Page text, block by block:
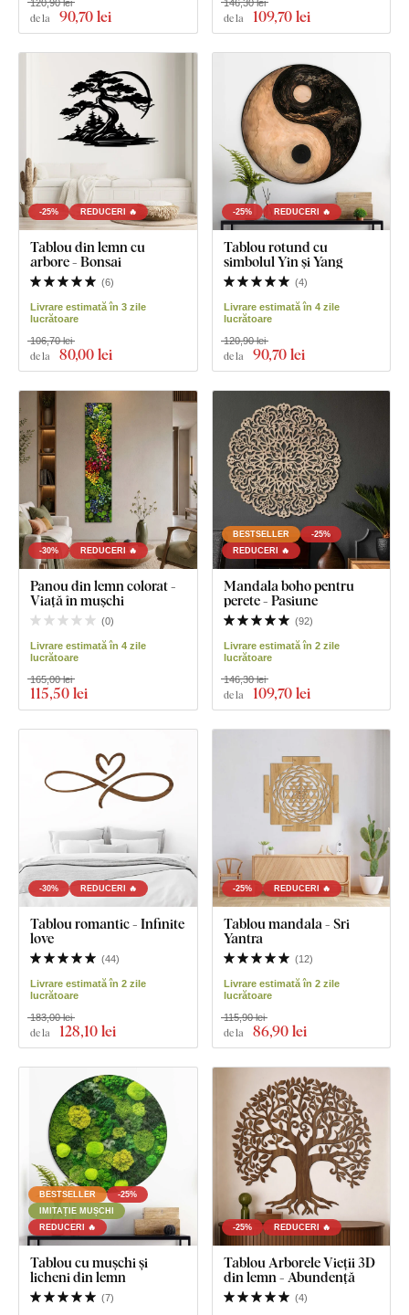
de la 90,70 lei
120,90 lei
de la 109,70 lei
146,30 lei
-25% REDUCERI 🔥
Tablou din lemn cu
arbore - Bonsai
(6)
Livrare estimată în 3 zile
lucrătoare
de la 80,00 lei
106,70 lei
-25% REDUCERI 🔥
Tablou rotund cu
simbolul Yin și Yang
(4)
Livrare estimată în 4 zile
lucrătoare
de la 90,70 lei
120,90 lei
-30% REDUCERI 🔥
Panou din lemn colorat -
Viață în mușchi
(0)
Livrare estimată în 4 zile
lucrătoare
115,50 lei
165,00 lei
BESTSELLER
-25%
REDUCERI 🔥
Mandala boho pentru
perete - Pasiune
(92)
Livrare estimată în 2 zile
lucrătoare
de la 109,70 lei
146,30 lei
-30% REDUCERI 🔥
Tablou romantic - Infinite
love
(44)
Livrare estimată în 2 zile
lucrătoare
de la 128,10 lei
183,00 lei
-25% REDUCERI 🔥
Tablou mandala - Sri
Yantra
(12)
Livrare estimată în 2 zile
lucrătoare
de la 86,90 lei
115,90 lei
BESTSELLER
-25%
IMITAȚIE MUȘCHI
REDUCERI 🔥
Tablou cu mușchi și
licheni din lemn
(7)
-25% REDUCERI 🔥
Tablou Arborele Vieții 3D
din lemn - Abundență
(4)